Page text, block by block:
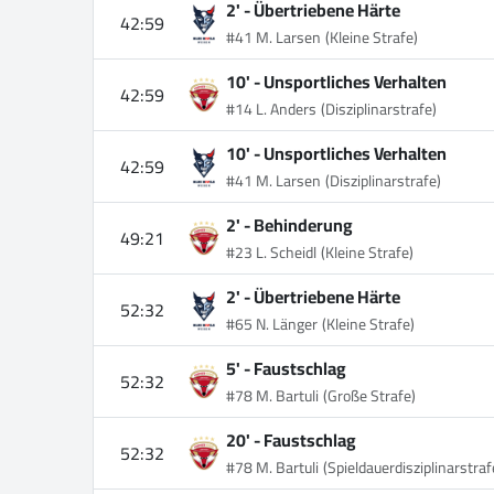
42:59 2' -Übertriebene Härte
#41 M. Larsen(Kleine Strafe)
42:59 10' -Unsportliches Verhalten
#14 L. Anders(Disziplinarstrafe)
42:59 10' -Unsportliches Verhalten
#41 M. Larsen(Disziplinarstrafe)
49:21 2' -Behinderung
#23 L. Scheidl(Kleine Strafe)
52:32 2' -Übertriebene Härte
#65 N. Länger(Kleine Strafe)
52:32 5' -Faustschlag
#78 M. Bartuli(Große Strafe)
52:32 20' -Faustschlag
#78 M. Bartuli